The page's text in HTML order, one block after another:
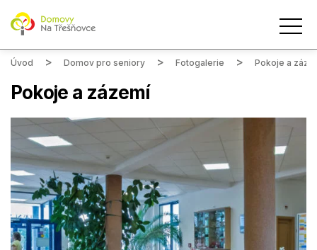
Úvod Domov pro seniory Fotogalerie Pokoje a
Pokoje a zázemí